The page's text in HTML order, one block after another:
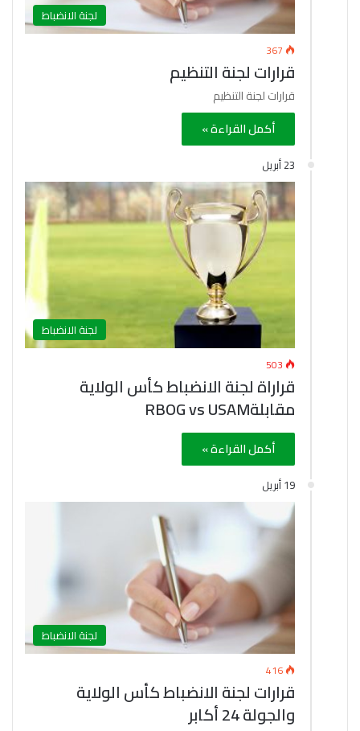
لجنة الانضباط
367
قرارات لجنة التنظيم
قرارات لجنة التنظيم
أكمل القراءة »
23 أبريل
لجنة الانضباط
503
قراراة لجنة الانضباط كأس الولاية
مقابلةRBOG vs USAM
أكمل القراءة »
19 أبريل
لجنة الانضباط
416
قرارات لجنة الانضباط كأس الولاية
والجولة 24 أكابر